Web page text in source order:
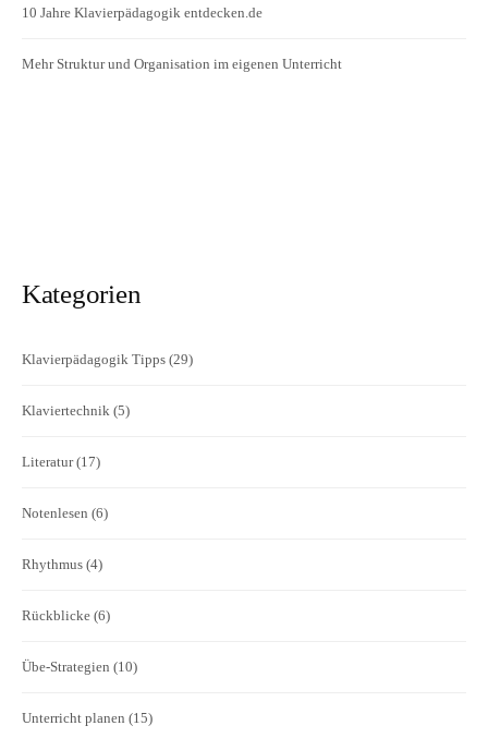
10 Jahre Klavierpädagogik entdecken.de
Mehr Struktur und Organisation im eigenen Unterricht
Kategorien
Klavierpädagogik Tipps (29)
Klaviertechnik (5)
Literatur(17)
Notenlesen (6)
Rhythmus (4)
Rückblicke (6)
Übe-Strategien (10)
Unterricht planen (15)